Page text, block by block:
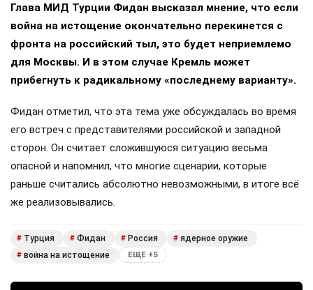
Глава МИД Турции Фидан высказал мнение, что если
война на истощение окончательно перекинется с
фронта на российский тыл, это будет неприемлемо
для Москвы. И в этом случае Кремль может
прибегнуть к радикальному «последнему варианту».
Фидан отметил, что эта тема уже обсуждалась во время
его встреч с представителями российской и западной
сторон. Он считает сложившуюся ситуацию весьма
опасной и напомнил, что многие сценарии, которые
раньше считались абсолютно невозможными, в итоге всё
же реализовывались.
# Турция # Фидан # Россия # ядерное оружие
# война на истощение ЕЩЕ +5